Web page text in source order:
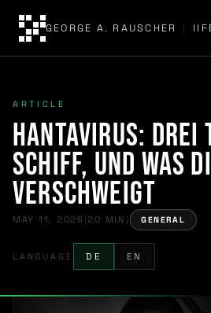
GEORGE A. RAUSCHER |
ARTICLE
Hantavirus: Drei
Schiff, und was
verschweigt
MAY 11, 2026 |20 MIN GENERAL
LANGUAGE DE EN